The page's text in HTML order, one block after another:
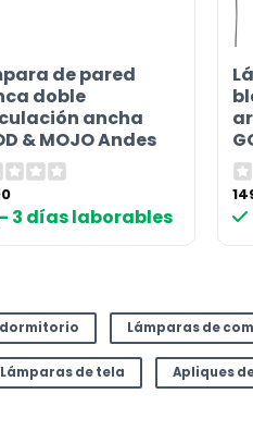
de pared
doble
ancha
& MOJO Andes
3 días laborables
dormitorio Lámparas de
Lámparas de tela Apliques